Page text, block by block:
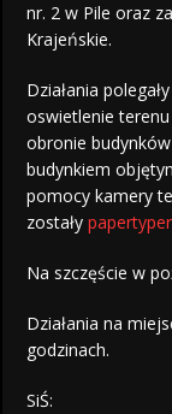
nr. 2 w Pile oraz
Krajeńskie.
Działania
oswietlenie
obronie
budynkiem
pomocy kamery
zostałypapertyper
Na szczęście w
Działania na
godzinach.
SiŚ: